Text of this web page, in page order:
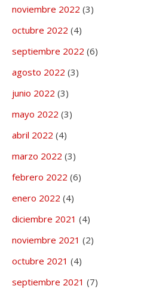
noviembre 2022 (3)
octubre 2022 (4)
septiembre 2022 (6)
agosto 2022 (3)
junio 2022 (3)
mayo 2022 (3)
abril 2022 (4)
marzo 2022 (3)
febrero 2022 (6)
enero 2022 (4)
diciembre 2021 (4)
noviembre 2021 (2)
octubre 2021 (4)
septiembre 2021 (7)